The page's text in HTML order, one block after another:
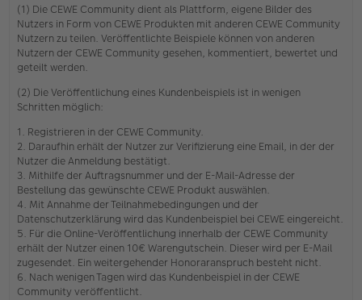
(1) Die CEWE Community dient als Plattform, eigene Bilder des
Nutzers in Form von CEWE Produkten mit anderen CEWE Community
Nutzern zu teilen. Veröffentlichte Beispiele können von anderen
Nutzern der CEWE Community gesehen, kommentiert, bewertet und
geteilt werden.
(2) Die Veröffentlichung eines Kundenbeispiels ist in wenigen
Schritten möglich:
1. Registrieren in der CEWE Community.
2. Daraufhin erhält der Nutzer zur Verifizierung eine Email, in der der
Nutzer die Anmeldung bestätigt.
3. Mithilfe der Auftragsnummer und der E-Mail-Adresse der
Bestellung das gewünschte CEWE Produkt auswählen.
4. Mit Annahme der Teilnahmebedingungen und der
Datenschutzerklärung wird das Kundenbeispiel bei CEWE eingereicht.
5. Für die Online-Veröffentlichung innerhalb der CEWE Community
erhält der Nutzer einen 10€ Warengutschein. Dieser wird per E-Mail
zugesendet. Ein weitergehender Honoraranspruch besteht nicht.
6. Nach wenigen Tagen wird das Kundenbeispiel in der CEWE
Community veröffentlicht.